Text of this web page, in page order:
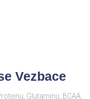
Vezbace
Glutaminu, BCAA,